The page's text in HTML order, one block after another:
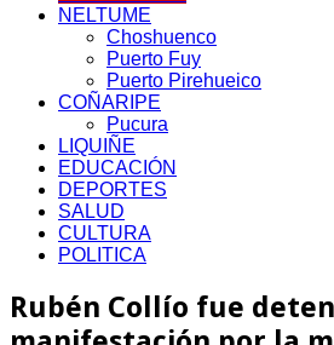
NELTUME
Choshuenco
Puerto Fuy
Puerto Pirehueico
COÑARIPE
Pucura
LIQUIÑE
EDUCACIÓN
DEPORTES
SALUD
CULTURA
POLITICA
Rubén Collío fue